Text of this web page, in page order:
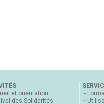
et orientation
des Solidarités